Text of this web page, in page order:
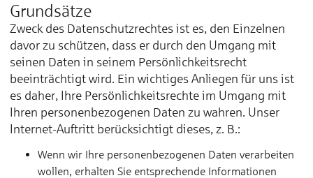
Grundsätze
Zweck des Datenschutzrechtes ist es, den Einzelnen
davor zu schützen, dass er durch den Umgang mit
seinen Daten in seinem Persönlichkeitsrecht
beeinträchtigt wird. Ein wichtiges Anliegen für uns ist
es daher, Ihre Persönlichkeitsrechte im Umgang mit
Ihren personenbezogenen Daten zu wahren. Unser
Internet-Auftritt berücksichtigt dieses, z. B.:
Wenn wir Ihre personenbezogenen Daten verarbeiten
wollen, erhalten Sie entsprechende Informationen